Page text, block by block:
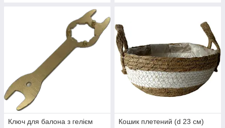
Ключ для балона з гелієм
Кошик плетений (d 23 см)